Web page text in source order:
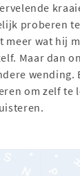
proberen
meer wat hij
Maar dan
wending.
om zelf te